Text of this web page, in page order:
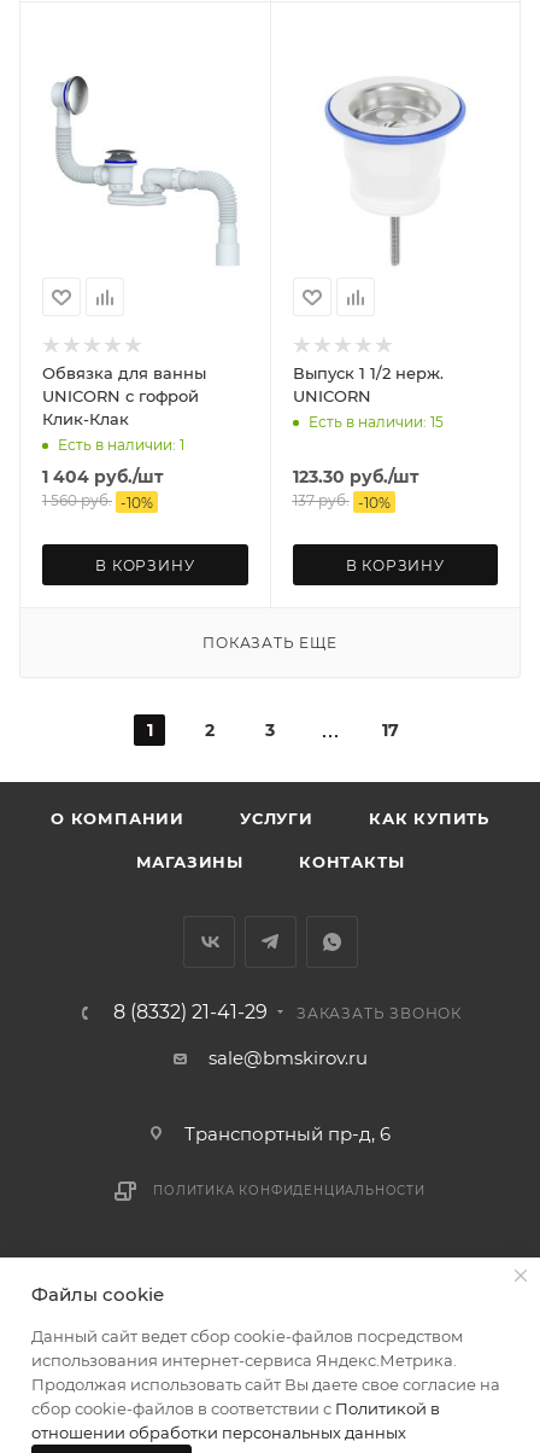
Обвязка для ванны
UNICORN с гофрой
Клик-Клак
Есть в наличии: 1
1 404 руб./шт
1 560руб. -10%
В КОРЗИНУ
Выпуск 1 1/2 нерж.
UNICORN
Есть в наличии: 15
123.30 руб./шт
137руб. -10%
В КОРЗИНУ
ПОКАЗАТЬ ЕЩЕ
1 2 3 17
О КОМПАНИИ УСЛУГИ КАК КУПИТЬ
МАГАЗИНЫ КОНТАКТЫ
8 (8332) 21-41-29 ЗАКАЗАТЬ ЗВОНОК
sale@bmskirov.ru
Транспортный пр-д, 6
ПОЛИТИКА КОНФИДЕНЦИАЛЬНОСТИ
Файлы cookie
Данный сайт ведет сбор cookie-файлов посредством
использования интернет-сервиса Яндекс.Метрика.
Продолжая использовать сайт Вы даете свое согласие на
сбор cookie-файлов в соответствии с Политикой в
отношении обработки персональных данных